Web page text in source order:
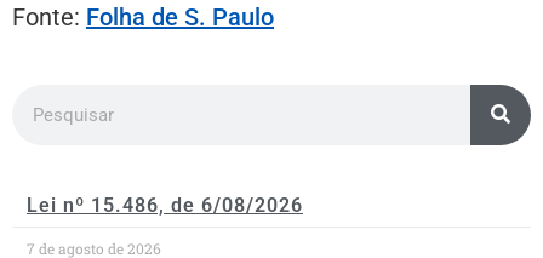
Fonte: Folha de S. Paulo
Lei nº 15.486, de 6/08/2026
7 de agosto de 2026